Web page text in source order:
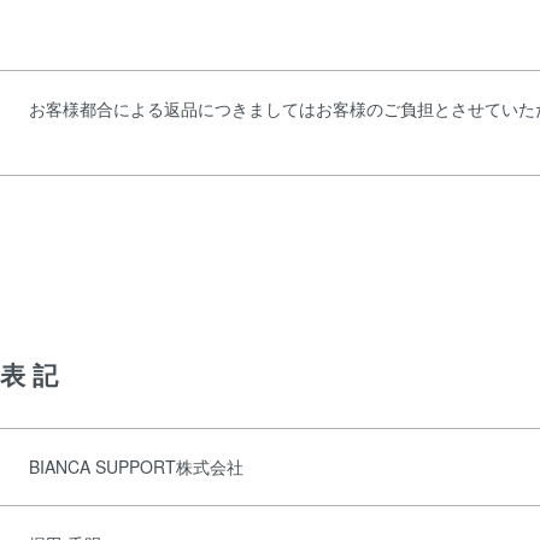
お客様都合による返品につきましてはお客様のご負担とさせていた
記
BIANCA SUPPORT株式会社